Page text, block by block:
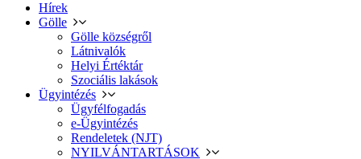
Hírek
Gölle
Gölle községről
Látnivalók
Helyi Értéktár
Szociális lakások
Ügyintézés
Ügyfélfogadás
e-Ügyintézés
Rendeletek (NJT)
NYILVÁNTARTÁSOK